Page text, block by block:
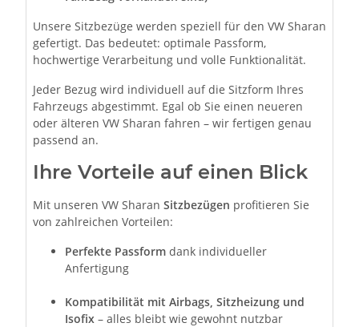
Unsere Sitzbezüge werden speziell für den VW Sharan
gefertigt. Das bedeutet: optimale Passform,
hochwertige Verarbeitung und volle Funktionalität.
Jeder Bezug wird individuell auf die Sitzform Ihres
Fahrzeugs abgestimmt. Egal ob Sie einen neueren
oder älteren VW Sharan fahren – wir fertigen genau
passend an.
Ihre Vorteile auf einen Blick
Mit unseren VW Sharan Sitzbezügen profitieren Sie
von zahlreichen Vorteilen:
Perfekte Passform dank individueller
Anfertigung
Kompatibilität mit Airbags, Sitzheizung und
Isofix – alles bleibt wie gewohnt nutzbar